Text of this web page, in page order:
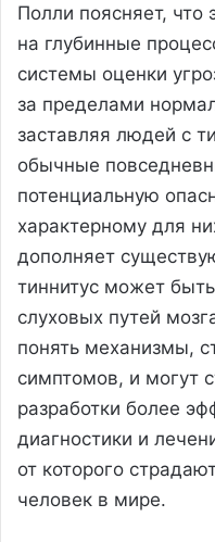
Полли поясняет,
на глубинные
системы оценки
за пределами
заставляя людей с
обычные
потенциальную
характерному для
дополняет
тиннитус может
слуховых путей
понять механизмы,
симптомов, и могут
разработки более
диагностики и
от которого
человек в мире.